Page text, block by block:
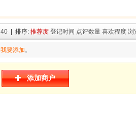
40 | 排序: 推荐度 登记时间 点评数量 喜欢程度 浏
我要添加。
添加商户